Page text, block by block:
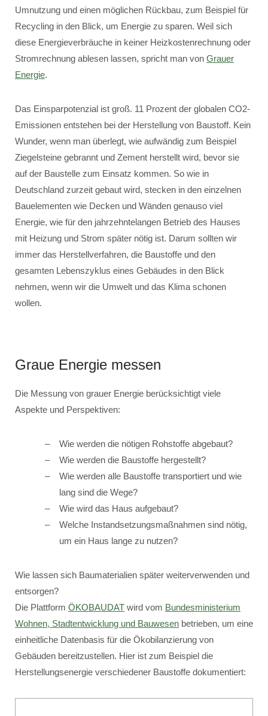
Umnutzung und einen möglichen Rückbau, zum Beispiel für
Recycling in den Blick, um Energie zu sparen. Weil sich
diese Energieverbräuche in keiner Heizkostenrechnung oder
Stromrechnung ablesen lassen, spricht man von Grauer
Energie.
Das Einsparpotenzial ist groß. 11 Prozent der globalen CO2-
Emissionen entstehen bei der Herstellung von Baustoff. Kein
Wunder, wenn man überlegt, wie aufwändig zum Beispiel
Ziegelsteine gebrannt und Zement herstellt wird, bevor sie
auf der Baustelle zum Einsatz kommen. So wie in
Deutschland zurzeit gebaut wird, stecken in den einzelnen
Bauelementen wie Decken und Wänden genauso viel
Energie, wie für den jahrzehntelangen Betrieb des Hauses
mit Heizung und Strom später nötig ist. Darum sollten wir
immer das Herstellverfahren, die Baustoffe und den
gesamten Lebenszyklus eines Gebäudes in den Blick
nehmen, wenn wir die Umwelt und das Klima schonen
wollen.
Graue Energie messen
Die Messung von grauer Energie berücksichtigt viele
Aspekte und Perspektiven:
Wie werden die nötigen Rohstoffe abgebaut?
Wie werden die Baustoffe hergestellt?
Wie werden alle Baustoffe transportiert und wie
lang sind die Wege?
Wie wird das Haus aufgebaut?
Welche Instandsetzungsmaßnahmen sind nötig,
um ein Haus lange zu nutzen?
Wie lassen sich Baumaterialien später weiterverwenden und
entsorgen?
Die Plattform ÖKOBAUDAT wird vom Bundesministerium
Wohnen, Stadtentwicklung und Bauwesen betrieben, um eine
einheitliche Datenbasis für die Ökobilanzierung von
Gebäuden bereitzustellen. Hier ist zum Beispiel die
Herstellungsenergie verschiedener Baustoffe dokumentiert: